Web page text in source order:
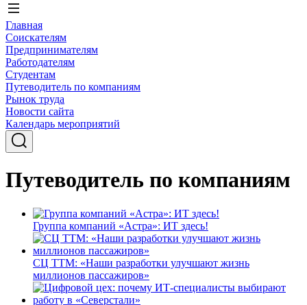
Главная
Соискателям
Предпринимателям
Работодателям
Студентам
Путеводитель по компаниям
Рынок труда
Новости сайта
Календарь мероприятий
Путеводитель по компаниям
Группа компаний «Астра»: ИТ здесь!
СЦ ТТМ: «Наши разработки улучшают жизнь
миллионов пассажиров»